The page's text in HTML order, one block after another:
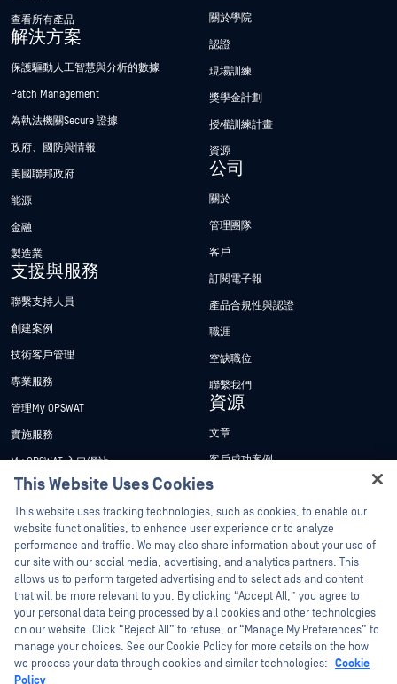
查看所有產品
解決方案
保護驅動人工智慧與分析的數據
Patch Management
為執法機關Secure 證據
政府、國防與情報
美國聯邦政府
能源
金融
製造業
支援與服務
聯繫支持人員
創建案例
技術客戶管理
專業服務
管理My OPSWAT
實施服務
My OPSWAT 入口網站
技術檔案
訓練
漏洞通報計畫
合作夥伴
認證
技術合作夥伴
管道合作夥伴計劃
關於學院
認證
現場訓練
獎學金計劃
授權訓練計畫
資源
公司
關於
管理團隊
客戶
訂閱電子報
產品合規性與認證
職涯
空缺職位
聯繫我們
資源
文章
客戶成功案例
新聞稿
新聞報導
網路研討會
產品型錄
白皮書
免費工具
This Website Uses Cookies
This website uses tracking technologies, such as cookies, to enable our
website functionalities, to enhance user experience or to analyze
performance and traffic. We may also share information about your use of
our site with our social media, advertising, and analytics partners. This
allows us to perform targeted advertising and to select ads and content
that will be more relevant to you. By clicking “Accept All,” you agree to
your personal data being processed by all cookies and other technologies
on our website. Click “Reject All” to refuse, or “Manage My Preferences” to
manage your choices. See our Cookie Policy for more details on the how
we process your data through cookies and similar technologies: Cookie
Policy
Hey there!
I'm Ozzy, your OPSWAT virtual assistant.
How can I help you secure what's critical
today?